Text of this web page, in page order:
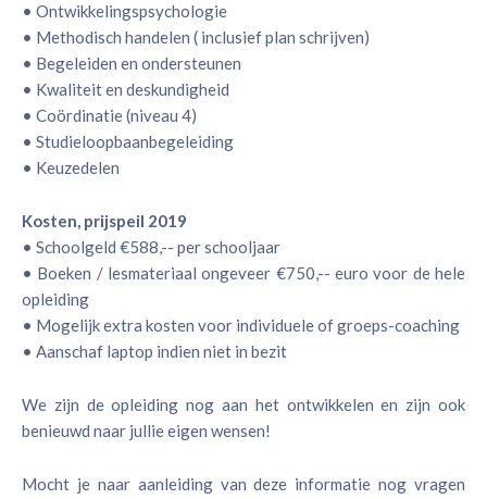
• Ontwikkelingspsychologie
• Methodisch handelen ( inclusief plan schrijven)
• Begeleiden en ondersteunen
• Kwaliteit en deskundigheid
• Coördinatie (niveau 4)
• Studieloopbaanbegeleiding
• Keuzedelen
Kosten, prijspeil 2019
• Schoolgeld €588,-- per schooljaar
• Boeken / lesmateriaal ongeveer €750,-- euro voor de hele
opleiding
• Mogelijk extra kosten voor individuele of groeps-coaching
• Aanschaf laptop indien niet in bezit
We zijn de opleiding nog aan het ontwikkelen en zijn ook
benieuwd naar jullie eigen wensen!
Mocht je naar aanleiding van deze informatie nog vragen